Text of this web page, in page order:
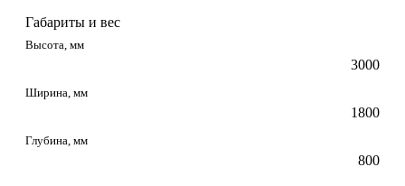
Габариты и вес
Высота, мм
3000
Ширина, мм
1800
Глубина, мм
800